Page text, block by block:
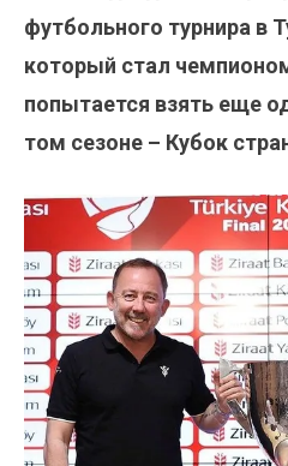
футбольного турнира в
который стал
попытается взять еще
том сезоне – Кубок